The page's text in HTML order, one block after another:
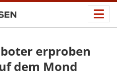
erproben
dem Mond